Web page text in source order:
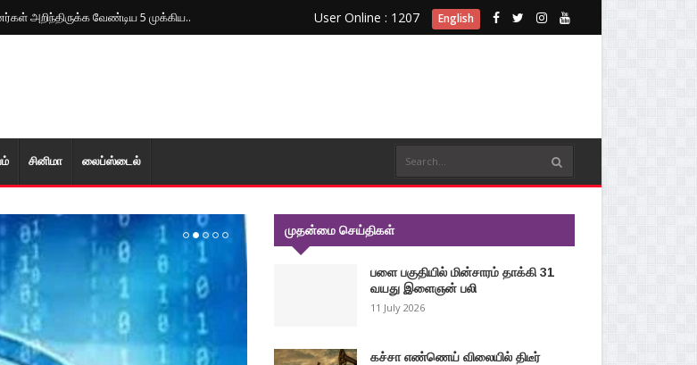
அறிந்திருக்க வேண்டிய 5 முக்கிய.. User Online : 1207 English
சினிமா லைப்ஸ்டைல்
முதன்மை செய்திகள்
பளை பகுதியில் மின்சாரம் தாக்கி 31
வயது இளைஞன் பலி
11 July 2026
கச்சா எண்ணெய் விலையில் திடீர்